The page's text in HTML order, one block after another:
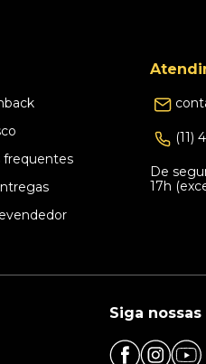
frequentes
(11)
De
17h
Siga